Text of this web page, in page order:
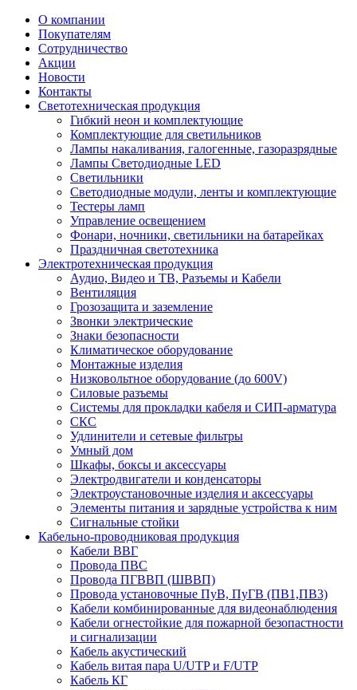
О компании
Покупателям
Сотрудничество
Акции
Новости
Контакты
Светотехническая продукция
Гибкий неон и комплектующие
Комплектующие для светильников
Лампы накаливания, галогенные, газоразрядные
Лампы Светодиодные LED
Светильники
Светодиодные модули, ленты и комплектующие
Тестеры ламп
Управление освещением
Фонари, ночники, светильники на батарейках
Праздничная светотехника
Электротехническая продукция
Аудио, Видео и ТВ, Разъемы и Кабели
Вентиляция
Грозозащита и заземление
Звонки электрические
Знаки безопасности
Климатическое оборудование
Монтажные изделия
Низковольтное оборудование (до 600V)
Силовые разъемы
Системы для прокладки кабеля и СИП-арматура
СКС
Удлинители и сетевые фильтры
Умный дом
Шкафы, боксы и аксессуары
Электродвигатели и конденсаторы
Электроустановочные изделия и аксессуары
Элементы питания и зарядные устройства к ним
Сигнальные стойки
Кабельно-проводниковая продукция
Кабели ВВГ
Провода ПВС
Провода ПГВВП (ШВВП)
Провода установочные ПуВ, ПуГВ (ПВ1,ПВ3)
Кабели комбинированные для видеонаблюдения
Кабели огнестойкие для пожарной безопастности
и сигнализации
Кабель акустический
Кабель витая пара U/UTP и F/UTP
Кабель КГ